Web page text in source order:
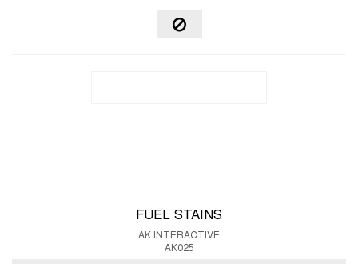
FUEL STAINS
AK INTERACTIVE
AK025